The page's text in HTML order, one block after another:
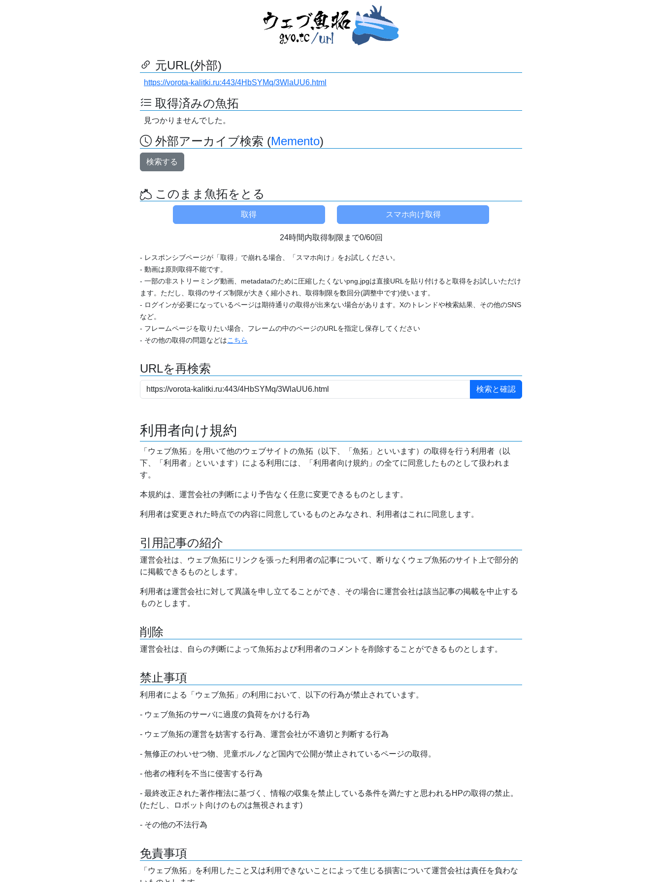
元URL(外部)
https://vorota-kalitki.ru:443/4HbSYMq/3WlaUU6.html
取得済みの魚拓
見つかりませんでした。
外部アーカイブ検索 (Memento)
検索する
このまま魚拓をとる
24時間内取得制限まで0/60回
- レスポンシブページが「取得」で崩れる場合、「スマホ向け」をお試しください。
- 動画は原則取得不能です。
- 一部の非ストリーミング動画、metadataのために圧縮したくないpng,jpgは直接URLを貼り付けると取得をお試しいただけ
ます。ただし、取得のサイズ制限が大きく縮小され、取得制限を数回分(調整中です)使います。
- ログインが必要になっているページは期待通りの取得が出来ない場合があります。Xのトレンドや検索結果、その他のSNS
など。
- フレームページを取りたい場合、フレームの中のページのURLを指定し保存してください
- その他の取得の問題などはこちら
URLを再検索
利用者向け規約
「ウェブ魚拓」を用いて他のウェブサイトの魚拓（以下、「魚拓」といいます）の取得を行う利用者（以
下、「利用者」といいます）による利用には、「利用者向け規約」の全てに同意したものとして扱われま
す。
本規約は、運営会社の判断により予告なく任意に変更できるものとします。
利用者は変更された時点での内容に同意しているものとみなされ、利用者はこれに同意します。
引用記事の紹介
運営会社は、ウェブ魚拓にリンクを張った利用者の記事について、断りなくウェブ魚拓のサイト上で部分的
に掲載できるものとします。
利用者は運営会社に対して異議を申し立てることができ、その場合に運営会社は該当記事の掲載を中止する
ものとします。
削除
運営会社は、自らの判断によって魚拓および利用者のコメントを削除することができるものとします。
禁止事項
利用者による「ウェブ魚拓」の利用において、以下の行為が禁止されています。
- ウェブ魚拓のサーバに過度の負荷をかける行為
- ウェブ魚拓の運営を妨害する行為、運営会社が不適切と判断する行為
- 無修正のわいせつ物、児童ポルノなど国内で公開が禁止されているページの取得。
- 他者の権利を不当に侵害する行為
- 最終改正された著作権法に基づく、情報の収集を禁止している条件を満たすと思われるHPの取得の禁止。
(ただし、ロボット向けのものは無視されます)
- その他の不法行為
免責事項
「ウェブ魚拓」を利用したこと又は利用できないことによって生じる損害について運営会社は責任を負わな